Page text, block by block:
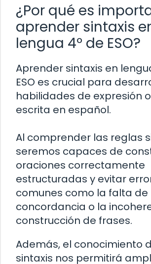
¿Por qué es
aprender sintaxis
lengua 4º de ESO?
Aprender sintaxis en
ESO es crucial para
habilidades de expresión
escrita en español.
Al comprender las reglas
seremos capaces de
oraciones correctamente
estructuradas y evitar
comunes como la falta de
concordancia o la
construcción de frases.
Además, el conocimiento
sintaxis nos permitirá